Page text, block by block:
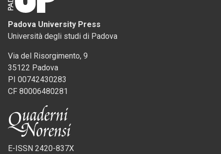
Padova University Press
Università degli studi di Padova
Via del Risorgimento, 9
35122 Padova
PI 00742430283
CF 80006480281
E-ISSN 2420-837X